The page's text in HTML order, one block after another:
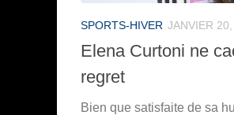
SPORTS-HIVER JANVIER
Elena Curtoni ne
regret
Bien que satisfaite de sa